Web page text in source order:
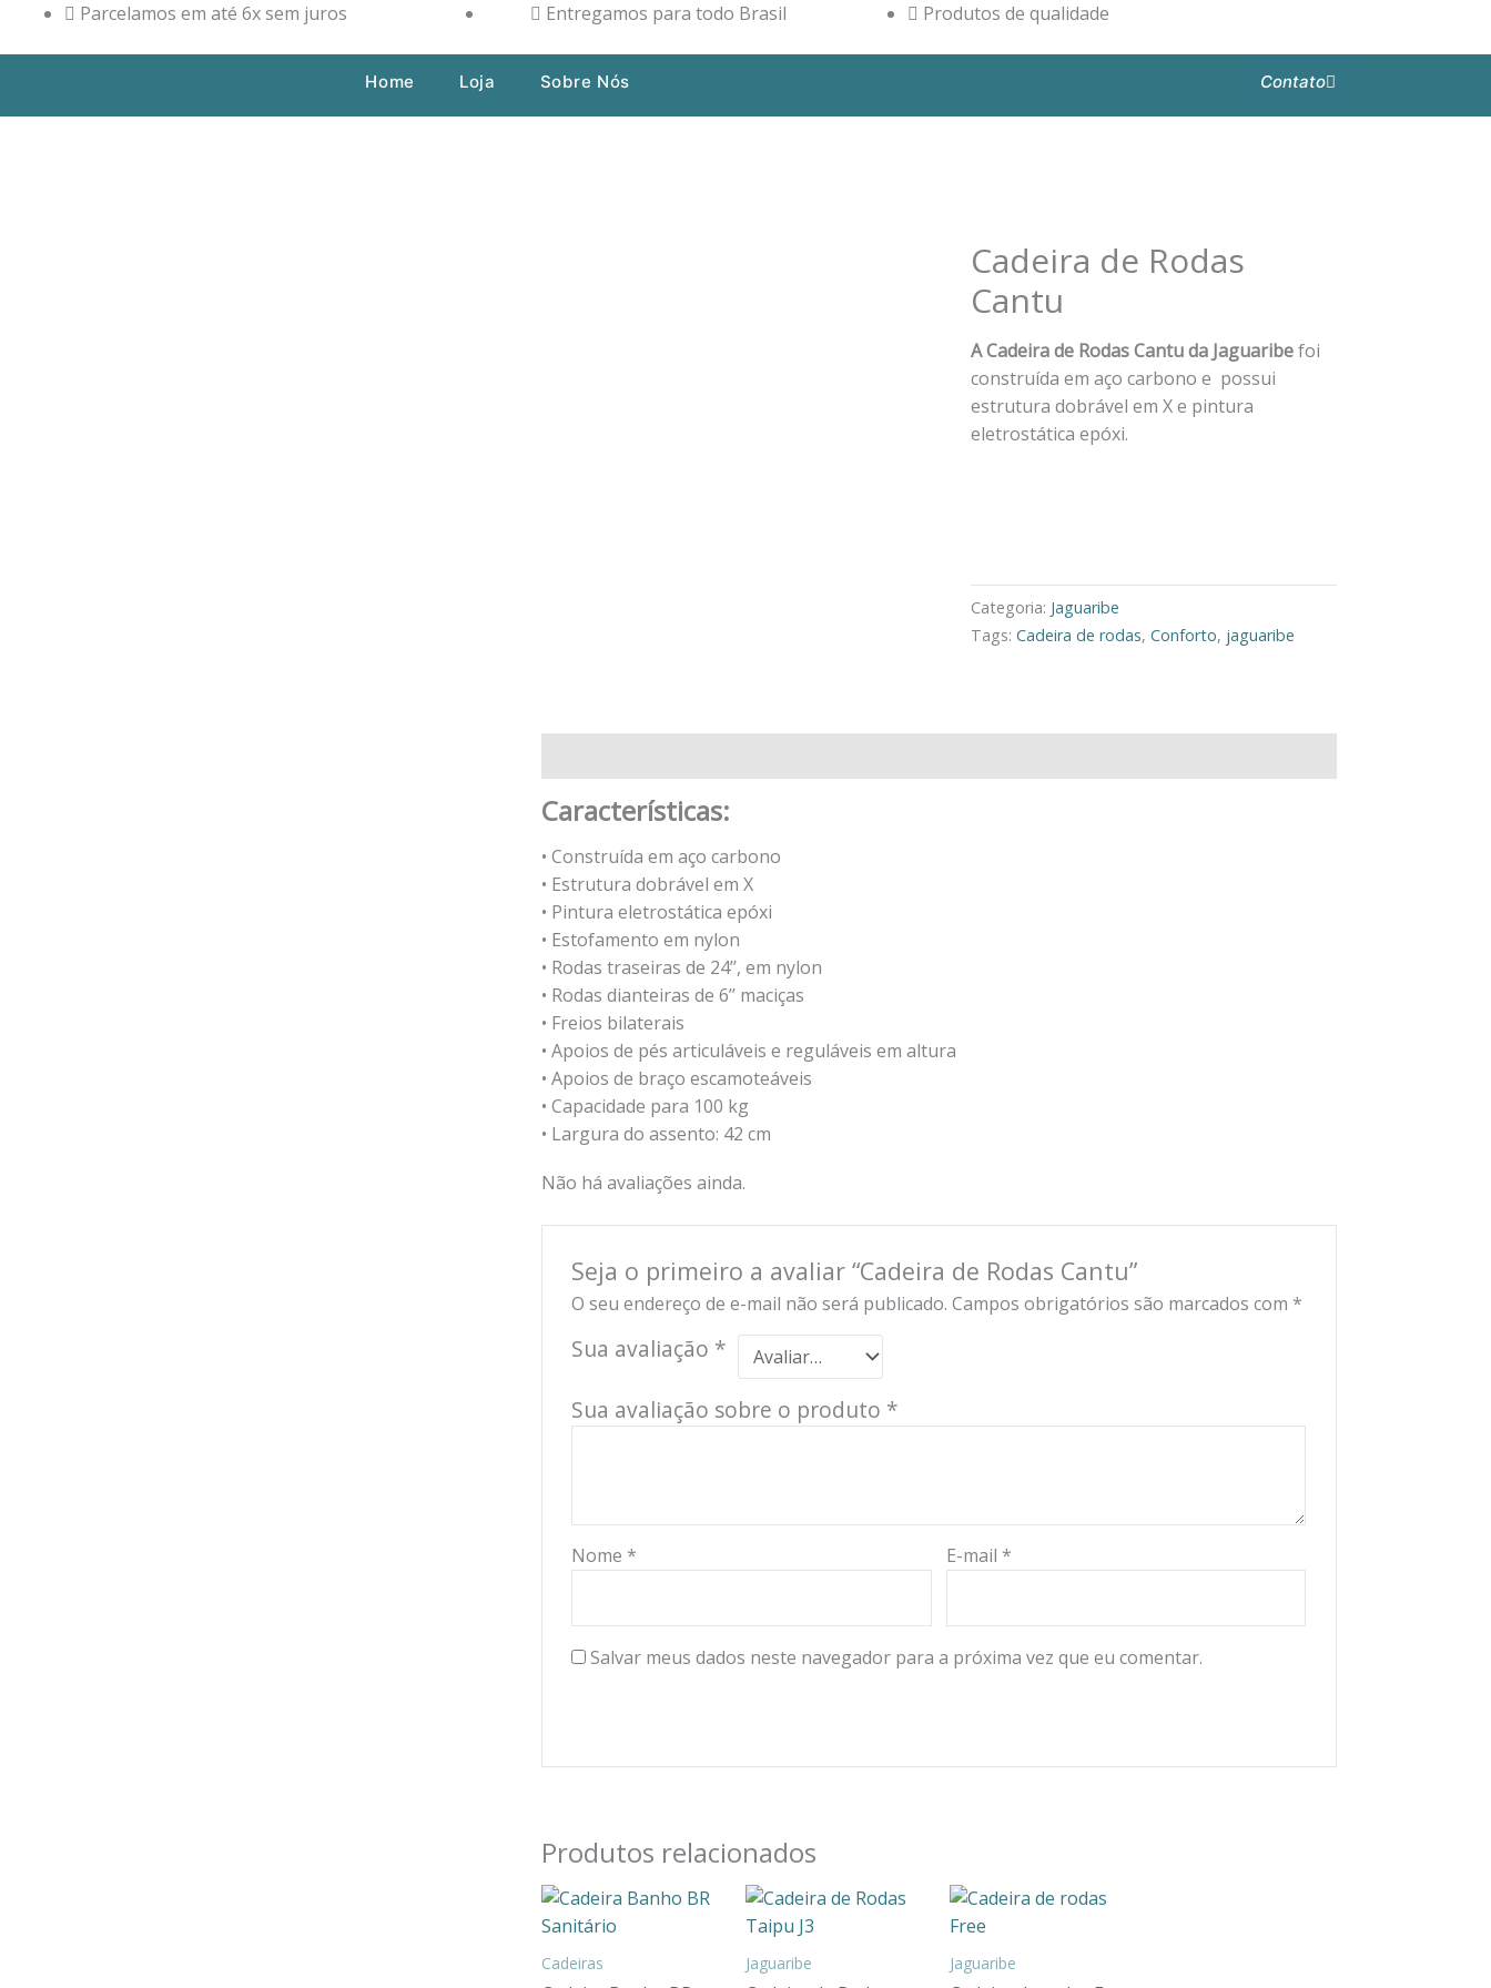
Parcelamos em até 6x sem juros Entregamos para todo Brasil Produtos de qualidade
Home Loja Sobre Nós Contato
Cadeira de Rodas
Cantu
A Cadeira de Rodas Cantu da Jaguaribefoi
construída em aço carbono e possui
estrutura dobrável em X e pintura
eletrostática epóxi.
Categoria: Jaguaribe
Tags: Cadeira de rodas, Conforto, jaguaribe
Características:
• Construída em aço carbono
• Estrutura dobrável em X
• Pintura eletrostática epóxi
• Estofamento em nylon
• Rodas traseiras de 24’’, em nylon
• Rodas dianteiras de 6’’ maciças
• Freios bilaterais
• Apoios de pés articuláveis e reguláveis em altura
• Apoios de braço escamoteáveis
• Capacidade para 100 kg
• Largura do assento: 42 cm
Não há avaliações ainda.
Seja o primeiro a avaliar “Cadeira de Rodas Cantu”
O seu endereço de e-mail não será publicado. Campos obrigatórios são marcados com *
Sua avaliação *
Sua avaliação sobre o produto *
Nome * E-mail *
Salvar meus dados neste navegador para a próxima vez que eu comentar.
Produtos relacionados
Cadeiras Jaguaribe Jaguaribe